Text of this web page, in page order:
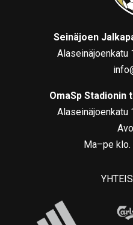
Seinäjoen
Alaseinäjoenkatu
OmaSp Stadionin
Alaseinäjoenkatu
Ma–pe